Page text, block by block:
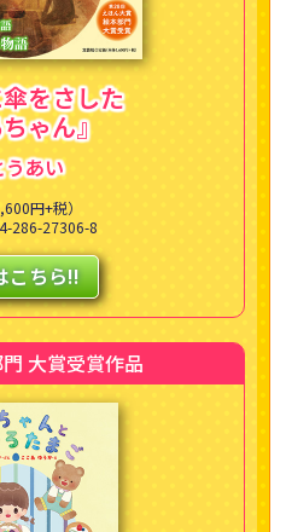
傘をさした
ゃん』
うあい
円+税）
286-27306-8
こちら!!
大賞受賞作品